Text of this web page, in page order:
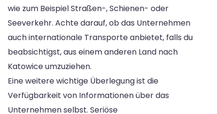
wie zum Beispiel Straßen-, Schienen- oder
Seeverkehr. Achte darauf, ob das Unternehmen
auch internationale Transporte anbietet, falls du
beabsichtigst, aus einem anderen Land nach
Katowice umzuziehen.
Eine weitere wichtige Überlegung ist die
Verfügbarkeit von Informationen über das
Unternehmen selbst. Seriöse